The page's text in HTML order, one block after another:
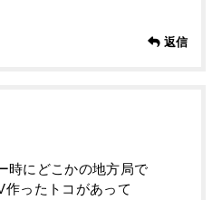
返信
時にどこかの地方局で
ったトコがあって